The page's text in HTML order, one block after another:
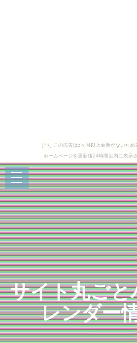
[PR] この広告は3ヶ月以上更新がないため
ホームページを更新後24時間以内に表示
サイト丸ごと
レンダー